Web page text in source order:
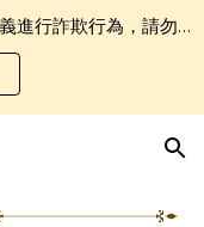
近日有不肖人士以本公司董事長及公司名義進行詐欺行為，請勿誤認受騙．